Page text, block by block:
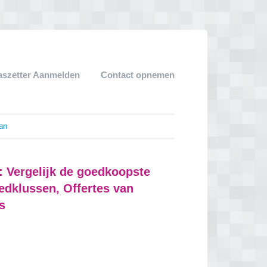
Aanmelden Contact opnemen
Vergelijk de goedkoopste
Offertes van